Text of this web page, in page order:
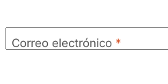
Correo electrónico *